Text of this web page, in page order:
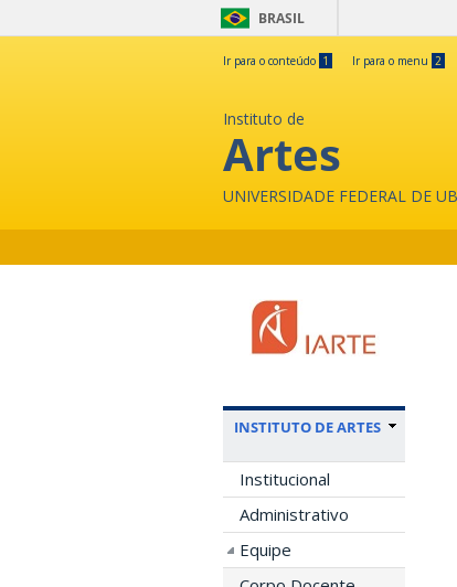
BRASIL
Ir para o conteúdo 1 Ir para o menu 2
Instituto de
Artes
UNIVERSIDADE FEDERAL DE
INSTITUTO DE ARTES
Institucional
Administrativo
Equipe